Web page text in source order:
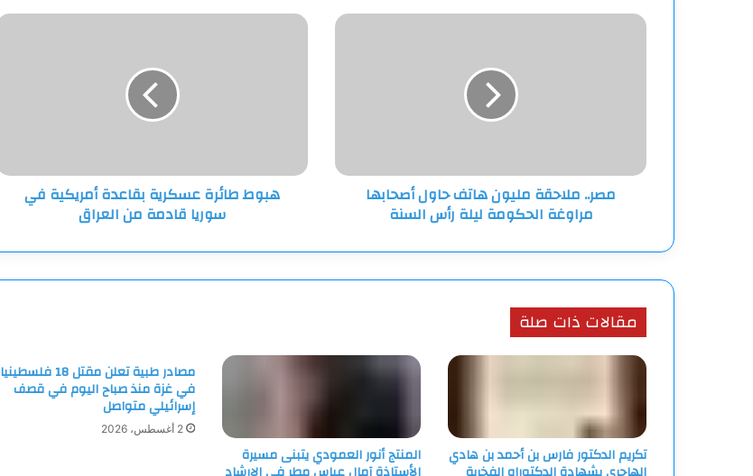
مصر..
ليلة
مصر.. ملاحقة مليون هاتف حاول أصحابها
مراوغة الحكومة ليلة رأس السنة
هبوط
من
العراقهبوط طائرة عسكرية بقاعدة أمريكية في
سوريا قادمة من العراق
مقالات ذات صلة
تكريم الدكتور فارس بن أحمد بن هادي المنتج أنور العمودي يتبنى مسيرة
مصادر طبية تعلن مقتل 18 فلسطينيا
في غزة منذ صباح اليوم في قصف
إسرائيلي متواصل
2 أغسطس، 2026